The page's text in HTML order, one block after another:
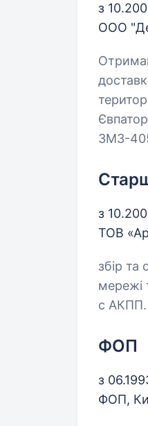
з
ООО
ЗМЗ-
з
ТОВ
збір та
мережі
с АКПП.
ФОП
з
ФОП,